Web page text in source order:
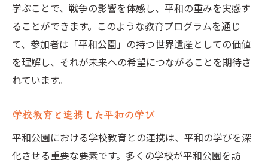
学ぶことで、戦争の影響を体感し、平和の重みを実感す
ることができます。このような教育プログラムを通じ
て、参加者は「平和公園」の持つ世界遺産としての価値
を理解し、それが未来への希望につながることを期待さ
れています。
学校教育と連携した平和の学び
平和公園における学校教育との連携は、平和の学びを深
化させる重要な要素です。多くの学校が平和公園を訪